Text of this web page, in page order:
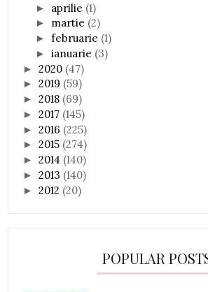
► aprilie (1)
► martie (2)
►februarie (1)
►ianuarie (3)
►2020 (47)
►2019 (59)
►2018 (69)
►2017 (145)
►2016 (225)
►2015 (274)
►2014 (140)
►2013 (140)
►2012 (20)
POPULAR